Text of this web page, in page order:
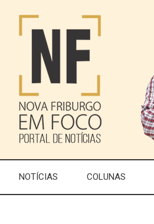
NOTÍCIAS COLUNAS